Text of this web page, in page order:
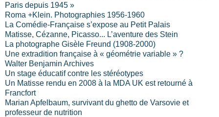
Paris depuis 1945 »
Roma +Klein. Photographies 1956-1960
La Comédie-Française s’expose au Petit Palais
Matisse, Cézanne, Picasso... L’aventure des Stein
La photographe Gisèle Freund (1908-2000)
Une extradition française à « géométrie variable » ?
Walter Benjamin Archives
Un stage éducatif contre les stéréotypes
Un Matisse rendu en 2008 à la MDA UK est retourné à
Francfort
Marian Apfelbaum, survivant du ghetto de Varsovie et
professeur de nutrition